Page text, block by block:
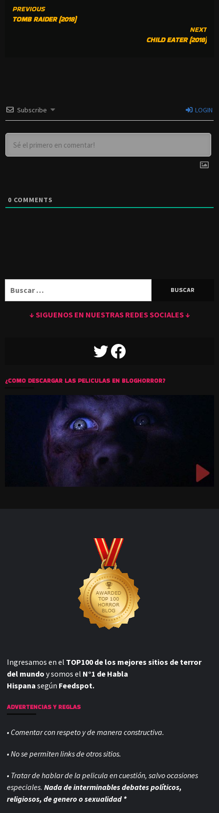
CONTINUE
READING
PREVIOUS
TOMB RAIDER (2018)
NEXT
CHILD EATER (2018)
Subscribe LOGIN
0 COMMENTS
↓ SIGUENOS EN NUESTRAS REDES SOCIALES ↓
TWITTERFACEBOOK
¿COMO DESCARGAR LAS PELICULAS EN BLOGHORROR?
Ingresamos en el TOP100 de los mejores sitios de terror
del mundo y somos el N°1 de Habla
Hispana según Feedspot.
ADVERTENCIAS Y REGLAS
• Comentar con respeto y de manera constructiva.
• No se permiten links de otros sitios.
• Tratar de hablar de la pelicula en cuestión, salvo ocasiones
especiales. Nada de interminables debates políticos,
religiosos, de genero o sexualidad *